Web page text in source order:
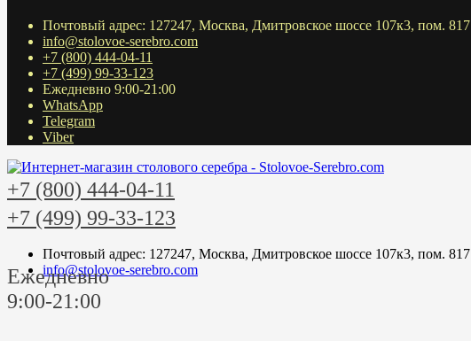
Почтовый адрес: 127247, Москва, Дмитровское шоссе 107к3, пом. 817
info@stolovoe-serebro.com
+7 (800) 444-04-11
+7 (499) 99-33-123
Ежедневно 9:00-21:00
WhatsApp
Telegram
Viber
+7 (800) 444-04-11
+7 (499) 99-33-123
Почтовый адрес: 127247, Москва, Дмитровское шоссе 107к3, пом. 817
info@stolovoe-serebro.com
Ежедневно
9:00-21:00